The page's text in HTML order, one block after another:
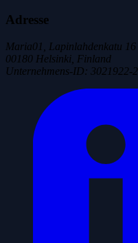
Adresse
Maria01, Lapinlahdenkatu 16
00180 Helsinki, Finland
Unternehmens-ID: 3021922-2